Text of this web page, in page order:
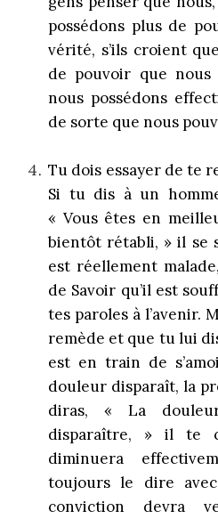
possédons plus de
vérité, s’ils croient
de pouvoir que nous
nous possédons
de sorte que nous
Tu dois essayer de te
Si tu dis à un
« Vous êtes en
bientôt rétabli, » il se
est réellement
de Savoir qu’il est
tes paroles à l’avenir.
remède et que tu lui
est en train de
douleur disparaît, la
diras, « La
disparaître, » il te
diminuera
toujours le dire
conviction devra